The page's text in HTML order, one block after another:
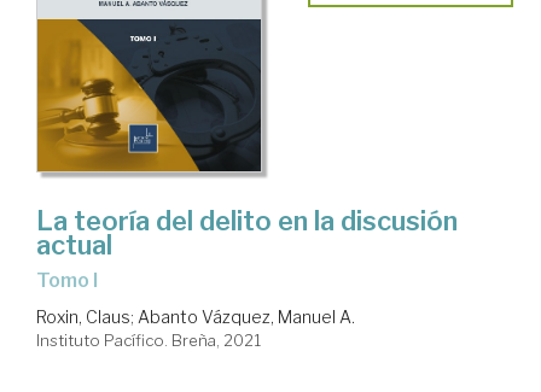
La teoría del delito en la discusión
actual
Tomo I
Roxin, Claus; Abanto Vázquez, Manuel A.
Instituto Pacífico. Breña, 2021